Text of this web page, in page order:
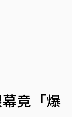
竟「爆